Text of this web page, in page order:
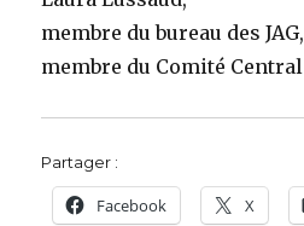
membre du bureau des JAG,
membre du Comité Central
Partager :
Facebook X